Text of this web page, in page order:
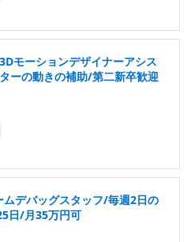
モーションデザイナーアシス
ーの動きの補助/第二新卒歓迎
デバッグスタッフ/毎週2日の
日/月35万円可